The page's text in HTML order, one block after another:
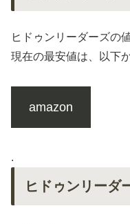
ヒドゥンリーダーズの
現在の最安値は、以下
amazon
.
ヒドゥンリーダ